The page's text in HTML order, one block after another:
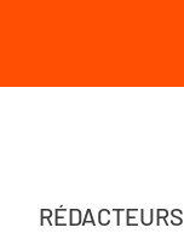
RÉDACTEURS